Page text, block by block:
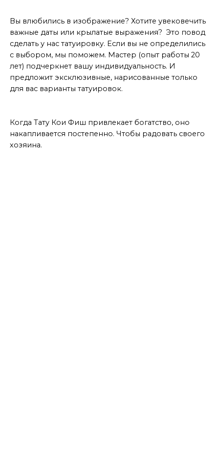
Вы влюбились в изображение? Хотите увековечить
важные даты или крылатые выражения? Это повод
сделать у нас татуировку. Если вы не определились
с выбором, мы поможем. Мастер (опыт работы 20
лет) подчеркнет вашу индивидуальность. И
предложит эксклюзивные, нарисованные только
для вас варианты татуировок.
Когда Тату Кои Фиш привлекает богатство, оно
накапливается постепенно. Чтобы радовать своего
хозяина.